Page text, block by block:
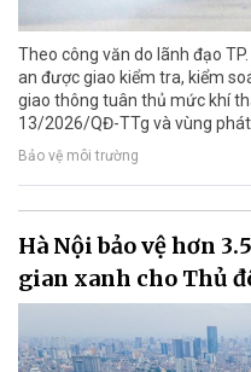
Theo công văn do lãnh đạo
an được giao kiểm tra, kiểm
giao thông tuân thủ mức khí
13/2026/QĐ-TTg và vùng phát
Bảo vệ môi trường
Hà Nội bảo vệ hơn
gian xanh cho Thủ